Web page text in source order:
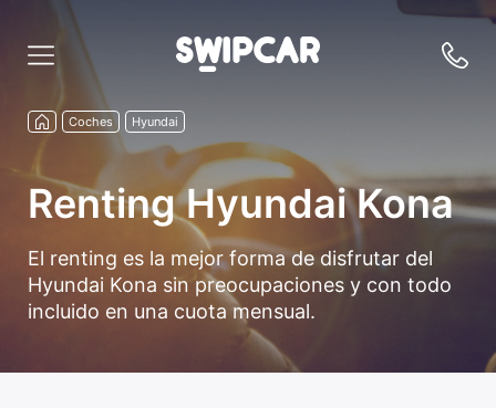
Coches Hyundai
Renting Hyundai Kona
El renting es la mejor forma de disfrutar del
Hyundai Kona sin preocupaciones y con todo
incluido en una cuota mensual.